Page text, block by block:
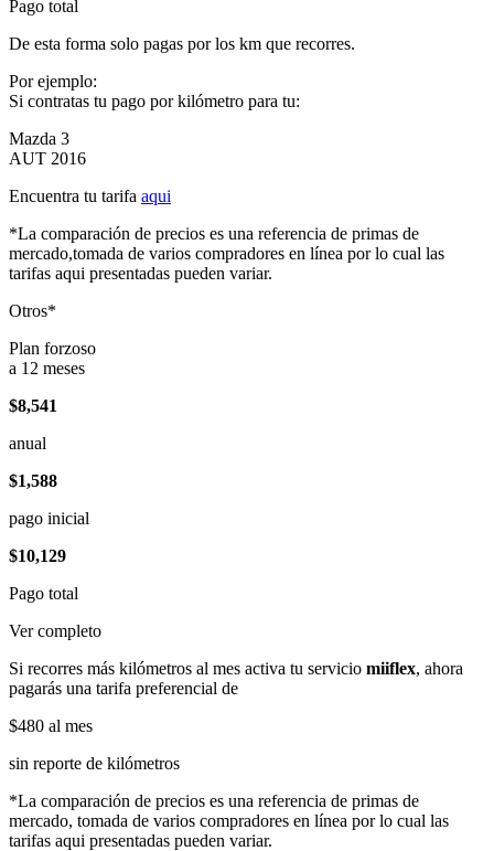
Pago total
De esta forma solo pagas por los km que recorres.
Por ejemplo:
Si contratas tu pago por kilómetro para tu:
Mazda 3
AUT 2016
Encuentra tu tarifa aqui
*La comparación de precios es una referencia de primas de
mercado,tomada de varios compradores en línea por lo cual las
tarifas aqui presentadas pueden variar.
Otros*
Plan forzoso
a 12 meses
$8,541
anual
$1,588
pago inicial
$10,129
Pago total
Ver completo
Si recorres más kilómetros al mes activa tu servicio miiflex, ahora
pagarás una tarifa preferencial de
$480 al mes
sin reporte de kilómetros
*La comparación de precios es una referencia de primas de
mercado, tomada de varios compradores en línea por lo cual las
tarifas aqui presentadas pueden variar.